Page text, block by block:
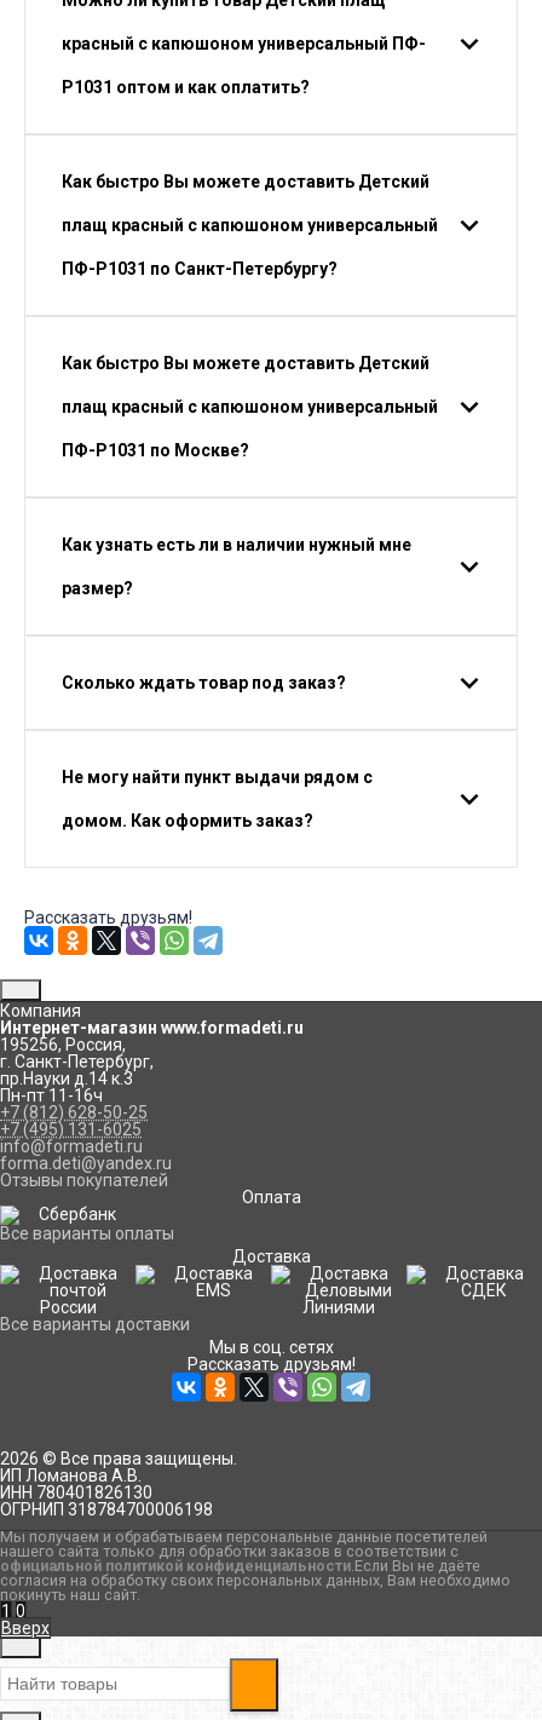
красный с капюшоном универсальный ПФ-
P1031 оптом и как оплатить?
Как быстро Вы можете доставить Детский
плащ красный с капюшоном универсальный
ПФ-P1031 по Санкт-Петербургу?
Как быстро Вы можете доставить Детский
плащ красный с капюшоном универсальный
ПФ-P1031 по Москве?
Как узнать есть ли в наличии нужный мне
размер?
Сколько ждать товар под заказ?
Не могу найти пункт выдачи рядом с
домом. Как оформить заказ?
Рассказать друзьям!
Компания
Интернет-магазин www.formadeti.ru
195256, Россия,
г. Санкт-Петербург,
пр.Науки д.14 к.3
Пн-пт 11-16ч
+7 (812) 628-50-25
+7 (495) 131-6025
info@formadeti.ru
forma.deti@yandex.ru
Отзывы покупателей
Оплата
Все варианты оплаты
Доставка
Все варианты доставки
Мы в соц. сетях
Рассказать друзьям!
2026 © Все права защищены.
ИП Ломанова А.В.
ИНН 780401826130
ОГРНИП 318784700006198
Мы получаем и обрабатываем персональные данные посетителей
нашего сайта только для обработки заказов в соответствии с
официальной политикой конфиденциальности.Если Вы не даёте
согласия на обработку своих персональных данных, Вам необходимо
покинуть наш сайт.
1 0
Вверх